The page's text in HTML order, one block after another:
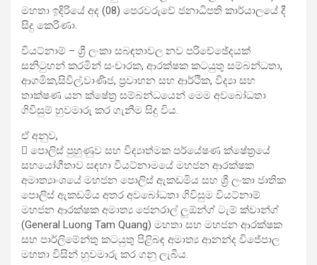
මහතා ඉදිරියේ අද (08) පෙරවරුවේ ජනාධිපති කාර්යාලයේ දී
සිදු කෙරිණා.
වියට්නාම් – ශ්‍රී ලංකා සබඳතාවල නව පරිචේඡේදයක්
සනිටුහන් කරමින් සංචාරක, ආරක්ෂක කටයුතු සම්බන්ධතා,
ආගමික,සිවිල්,වාණිජ, ප්‍රවාහන සහ ආර්ථික, විද්‍යා සහ
තාක්ෂණ යන ක්ෂේත්‍ර සම්බන්ධයෙන් මෙම අවබෝධතා
ගිවිසුම් හුවමාරු කර ගැනීම සිදු විය.
ඒ අනුව,
 පොලිස් පුහුණුව සහ විද්‍යාත්මක පර්යේෂණ ක්ෂේත්‍රයේ
සහයෝගීතාව සඳහා වියට්නාමයේ මහජන ආරක්ෂක
අමාත්‍යාංශයේ මහජන පොලිස් ඇකඩමිය සහ ශ්‍රී ලංකා ජාතික
පොලිස් ඇකඩමිය අතර අවබෝධතා ගිවිසුම වියට්නාම්
මහජන ආරක්ෂක අමාත්‍ය ජෙනරාල් ලුඕන්ග් ටැම් ක්වාන්ග්
(General Luong Tam Quang) මහතා සහ මහජන ආරක්ෂක
සහ පාර්ලිමේන්තු කටයුතු පිළිබඳ අමාත්‍ය ආනන්ද විජේපාල
මහතා විසින් හුවමාරු කර ගනු ලැබීය.